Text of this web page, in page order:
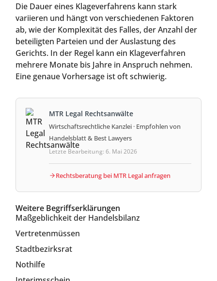
Die Dauer eines Klageverfahrens kann stark
variieren und hängt von verschiedenen Faktoren
ab, wie der Komplexität des Falles, der Anzahl der
beteiligten Parteien und der Auslastung des
Gerichts. In der Regel kann ein Klageverfahren
mehrere Monate bis Jahre in Anspruch nehmen.
Eine genaue Vorhersage ist oft schwierig.
MTR Legal Rechtsanwälte
Wirtschaftsrechtliche Kanzlei · Empfohlen von
Handelsblatt & Best Lawyers
Letzte Bearbeitung: 6. Mai 2026
Rechtsberatung bei MTR Legal anfragen
Weitere Begriffserklärungen
Maßgeblichkeit der Handelsbilanz
Vertretenmüssen
Stadtbezirksrat
Nothilfe